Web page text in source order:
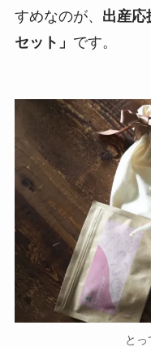
すめなのが、 出産応
セット」 です。
と